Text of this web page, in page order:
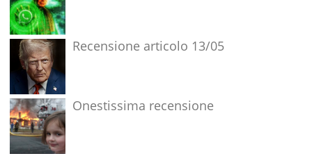
Recensione articolo 13/05
Onestissima recensione